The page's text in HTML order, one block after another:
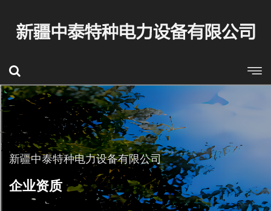
新疆中泰特种电力设备有限公司
企业资质